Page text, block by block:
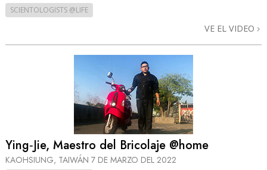
SCIENTOLOGISTS @LIFE
VE EL VIDEO
Ying‑Jie, Maestro del Bricolaje @home
KAOHSIUNG, TAIWÁN 7 DE MARZO DEL 2022